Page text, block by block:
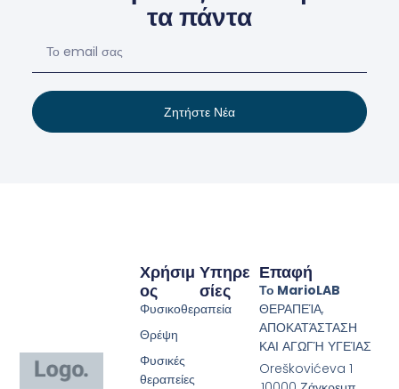
τα πάντα
Ζητήστε Νέα
Υπηρε
Σίες
Χρήσιμ
Ος
Φυσικοθεραπεία
Θρέψη
Φυσικές
θεραπείες
Επαφή
Το MarioLAB
ΘΕΡΑΠΕΊΑ,
ΑΠΟΚΑΤΆΣΤΑΣΗ
ΚΑΙ ΑΓΩΓΉ ΥΓΕΊΑΣ
Oreškovićeva 1